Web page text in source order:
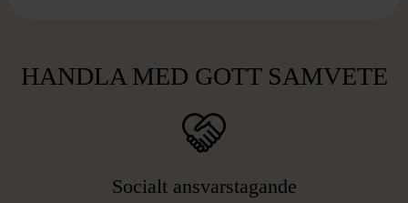
HANDLA MED GOTT SAMVETE
Socialt ansvarstagande